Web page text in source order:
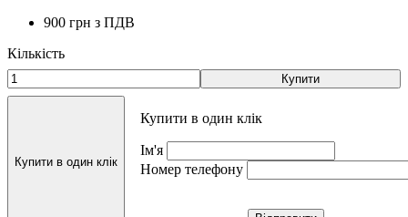
900 грн з ПДВ
Кількість
Купити
Купити в один клік
Купити в один клік
Ім'я
Номер телефону